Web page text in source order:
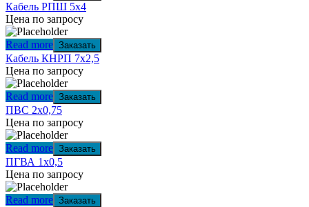
Кабель РПШ 5х4
Цена по запросу
Read more Заказать
Кабель КНРП 7х2,5
Цена по запросу
Read more Заказать
ПВС 2х0,75
Цена по запросу
Read more Заказать
ПГВА 1х0,5
Цена по запросу
Read more Заказать